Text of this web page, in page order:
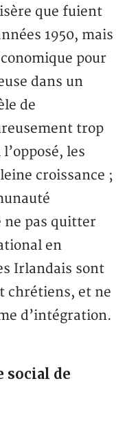
que fuient
1950, mais
pour
dans un
de
trop
les
croissance ;
ne pas quitter
en
Irlandais sont
chrétiens, et ne
d’intégration.
de